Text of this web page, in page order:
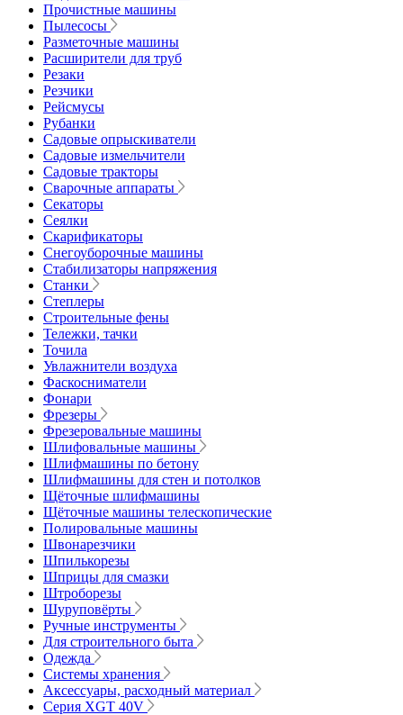
Прочистные машины
Пылесосы
Разметочные машины
Расширители для труб
Резаки
Резчики
Рейсмусы
Рубанки
Садовые опрыскиватели
Садовые измельчители
Садовые тракторы
Сварочные аппараты
Секаторы
Сеялки
Скарификаторы
Снегоуборочные машины
Стабилизаторы напряжения
Станки
Степлеры
Строительные фены
Тележки, тачки
Точила
Увлажнители воздуха
Фаскосниматели
Фонари
Фрезеры
Фрезеровальные машины
Шлифовальные машины
Шлифмашины по бетону
Шлифмашины для стен и потолков
Щёточные шлифмашины
Щёточные машины телескопические
Полировальные машины
Швонарезчики
Шпилькорезы
Шприцы для смазки
Штроборезы
Шуруповёрты
Ручные инструменты
Для строительного быта
Одежда
Системы хранения
Аксессуары, расходный материал
Серия XGT 40V